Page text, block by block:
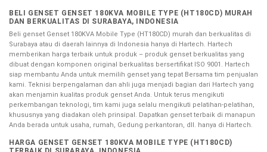
BELI GENSET GENSET 180KVA MOBILE TYPE (HT180CD) MURAH
DAN BERKUALITAS DI SURABAYA, INDONESIA
Beli genset Genset 180KVA Mobile Type (HT180CD) murah dan berkualitas di
Surabaya atau di daerah lainnya di Indonesia hanya di Hartech. Hartech
memberikan harga terbaik untuk produk – produk genset berkualitas yang
dibuat dengan komponen original berkualitas bersertifikat ISO 9001. Hartech
siap membantu Anda untuk memilih genset yang tepat Bersama tim penjualan
kami. Teknisi berpengalaman dan ahli juga menjadi bagian dari Hartech yang
akan menjamin kualitas produk genset Anda. Untuk terus mengikuti
perkembangan teknologi, tim kami juga selalu mengikuti pelatihan-pelatihan,
khususnya yang diadakan oleh prinsipal. Dapatkan genset terbaik di manapun
Anda berada untuk usaha, rumah, Gedung perkantoran, dll. hanya di Hartech.
HARGA GENSET GENSET 180KVA MOBILE TYPE (HT180CD)